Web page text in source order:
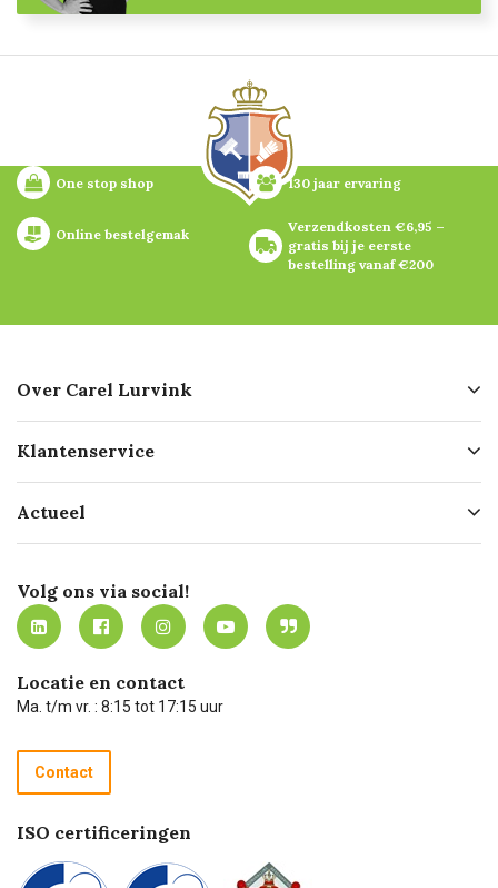
One stop shop 130 jaar ervaring
Online bestelgemak
Verzendkosten €6,95 –
gratis bij je eerste
bestelling vanaf €200
Over Carel Lurvink
Geschiedenis
Missie
Werken bij Carel Lurvink
MVO
Klantenservice
Bezorgen
Mijn Carel Lurvink
Mijn Carel Lurvink instructievideo's
Carel Lurvink App
Hulp op afstand
Technische dienst
Recycle programma
Betalen
Actueel
Innovation LAB
Tevreden klanten
Carel Lurvink Blog
Carel de podcast
Volg ons via social!
Locatie en contact
Ma. t/m vr. : 8:15 tot 17:15 uur
Contact
ISO certificeringen